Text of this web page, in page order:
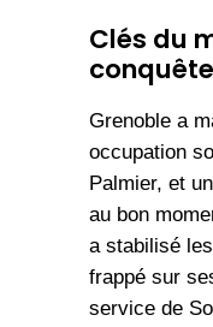
Clés du
Grenoble a
occupation
Palmier, et
au bon
a stabilisé
frappé sur
service de